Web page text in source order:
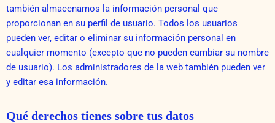
también almacenamos la información personal que
proporcionan en su perfil de usuario. Todos los usuarios
pueden ver, editar o eliminar su información personal en
cualquier momento (excepto que no pueden cambiar su nombre
de usuario). Los administradores de la web también pueden ver
y editar esa información.
Qué derechos tienes sobre tus datos